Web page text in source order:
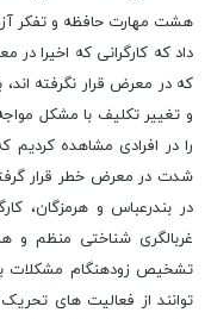
هشت مهارت حافظه و تفکر
داد که کارگرانی که اخیرا در
که در معرض قرار نگرفته
و تغییر تکلیف با مشکل
را در افرادی مشاهده
شدت در معرض خطر قرار
در بندرعباس و هرمزگان،
غربالگری شناختی منظم و
تشخیص زودهنگام مشکلات
‌توانند از فعالیت‌ های